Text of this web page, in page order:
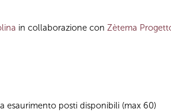
in collaborazione con Zètema
esaurimento posti disponibili (max 60)